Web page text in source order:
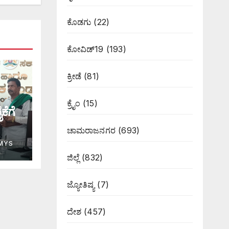
ಕೊಡಗು (22)
ಕೋವಿಡ್19 (193)
ಕ್ರೀಡೆ(81)
ಕ್ರೈಂ (15)
ಚಾಮರಾಜನಗರ(693)
ಜಿಲ್ಲೆ(832)
ಜ್ಯೋತಿಷ್ಯ (7)
ದೇಶ(457)